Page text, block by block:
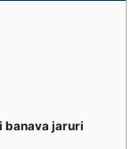
banava jaruri